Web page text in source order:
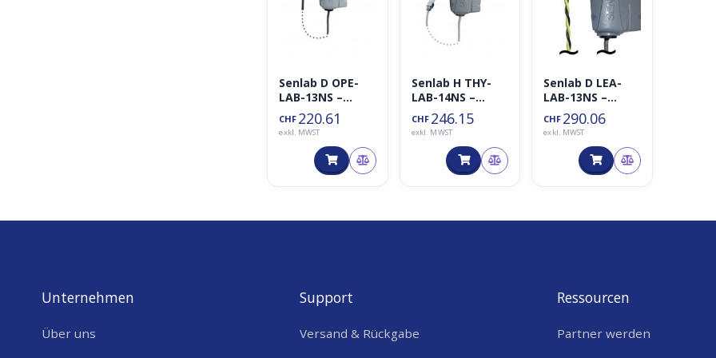
Senlab D OPE-
LAB-13NS –
LoRaWAN
Outdoor
Magnetic
Contact Sensor
CHF 220.61
exkl. MWST
Senlab H THY-
LAB-14NS –
LoRaWAN
Outdoor Kombi
Sensor
CHF 246.15
exkl. MWST
Senlab D LEA-
LAB-13NS –
LoRaWAN
Outdoor
Leckage Sensor
CHF 290.06
exkl. MWST
Unternehmen
Über uns
Support
Versand & Rückgabe
Ressourcen
Partner werden